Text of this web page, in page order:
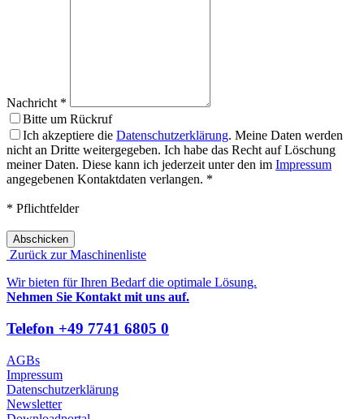
Nachricht *
Bitte um Rückruf
Ich akzeptiere die Datenschutzerklärung. Meine Daten werden
nicht an Dritte weitergegeben. Ich habe das Recht auf Löschung
meiner Daten. Diese kann ich jederzeit unter den im Impressum
angegebenen Kontaktdaten verlangen. *
* Pflichtfelder
Abschicken
Zurück zur Maschinenliste
Wir bieten für Ihren Bedarf die optimale Lösung.
Nehmen Sie Kontakt mit uns auf.
Telefon +49 7741 6805 0
AGBs
Impressum
Datenschutzerklärung
Newsletter